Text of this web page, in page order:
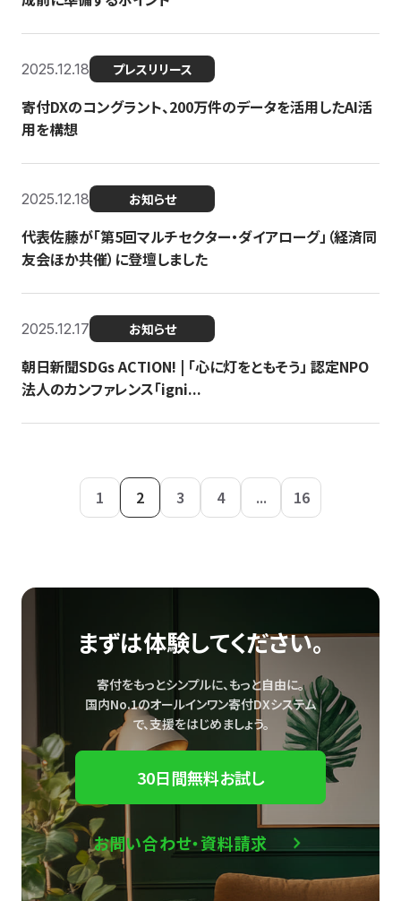
2025.12.18 プレスリリース
寄付DXのコングラント、200万件のデータを活用したAI活
用を構想
2025.12.18 お知らせ
代表佐藤が「第5回マルチセクター・ダイアローグ」（経済同
友会ほか共催）に登壇しました
2025.12.17 お知らせ
朝日新聞SDGs ACTION! | 「心に灯をともそう」 認定NPO
法人のカンファレンス「igni...
1 2 3 4 ... 16
まずは体験してください。
寄付をもっとシンプルに、もっと自由に。
国内No.1のオールインワン寄付DXシステム
で、支援をはじめましょう。
30日間無料お試し
お問い合わせ・資料請求